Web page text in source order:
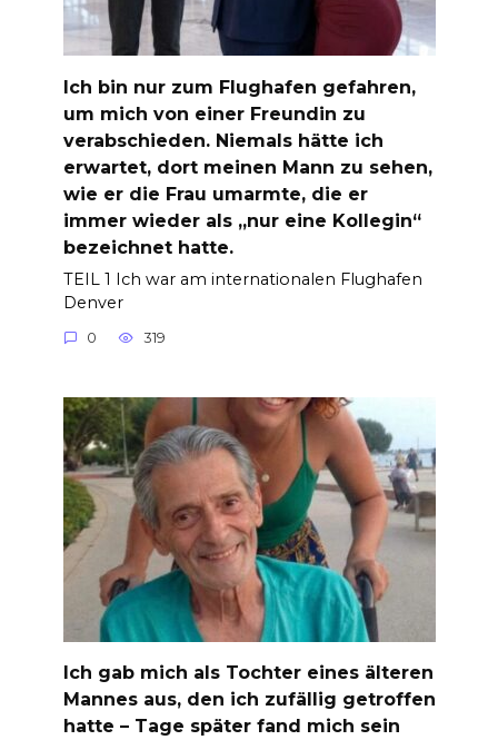
Ich bin nur zum Flughafen gefahren,
um mich von einer Freundin zu
verabschieden. Niemals hätte ich
erwartet, dort meinen Mann zu sehen,
wie er die Frau umarmte, die er
immer wieder als „nur eine Kollegin“
bezeichnet hatte.
TEIL 1 Ich war am internationalen Flughafen
Denver
0 319
Ich gab mich als Tochter eines älteren
Mannes aus, den ich zufällig getroffen
hatte – Tage später fand mich sein